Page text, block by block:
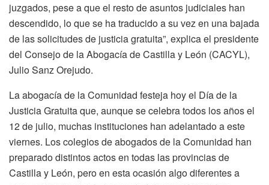
juzgados, pese a que el resto de asuntos judiciales han
descendido, lo que se ha traducido a su vez en una bajada
de las solicitudes de justicia gratuita”, explica el presidente
del Consejo de la Abogacía de Castilla y León (CACYL),
Julio Sanz Orejudo.
La abogacía de la Comunidad festeja hoy el Día de la
Justicia Gratuita que, aunque se celebra todos los años el
12 de julio, muchas instituciones han adelantado a este
viernes. Los colegios de abogados de la Comunidad han
preparado distintos actos en todas las provincias de
Castilla y León, pero en esta ocasión algo diferentes a